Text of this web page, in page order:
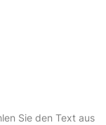
Sie den Text aus